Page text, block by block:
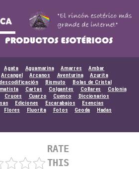
Agata Aguamarina Amarres
Ambar
Arcangel Arcanos Aventurina
Azurita
Bismuto
Bolas de Cristal
Cartas Colgantes Collares
Colonia
Cruces Cuarzo Cuenco
Diccionarios
Ediciones Escarabajos
Esencias
Flores Fluorita Fotos Geoda
Hadas
RATE
THIS